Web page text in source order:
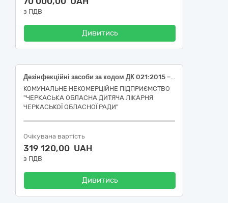
з ПДВ
Дивитись
Дезінфекційні засоби за кодом ДК 021:2015 – 24450000-3 Агрохімічна продукція
КОМУНАЛЬНЕ НЕКОМЕРЦІЙНЕ ПІДПРИЄМСТВО
"ЧЕРКАСЬКА ОБЛАСНА ДИТЯЧА ЛІКАРНЯ
ЧЕРКАСЬКОЇ ОБЛАСНОЇ РАДИ"
Очікувана вартість
319 120,00 UAH
з ПДВ
Дивитись